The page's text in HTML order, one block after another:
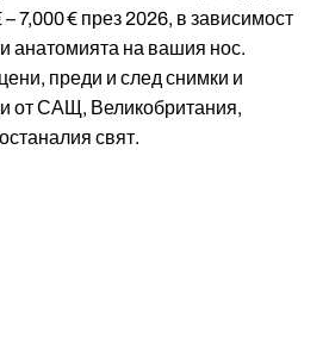
7,000 € през 2026, в зависимост
анатомията на вашия нос.
преди и след снимки и
от САЩ, Великобритания,
свят.